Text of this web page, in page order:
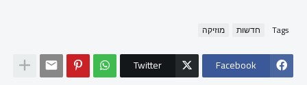
Tags חדשות מוזיקה
Facebook
Twitter